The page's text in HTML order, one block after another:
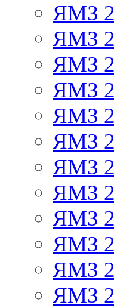
ЯМЗ
ЯМЗ
ЯМЗ
ЯМЗ
ЯМЗ
ЯМЗ
ЯМЗ
ЯМЗ
ЯМЗ
ЯМЗ
ЯМЗ
ЯМЗ